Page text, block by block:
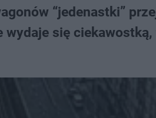
“jedenastki”
wydaje się